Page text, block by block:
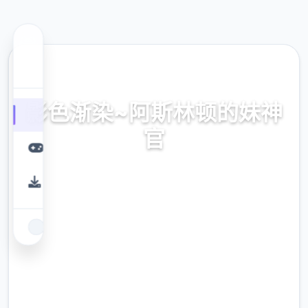
影色渐染~阿斯林顿的妹神
官
官式网址，保险部署，现行版降载，史之间上